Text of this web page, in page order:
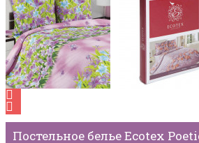
Постельное белье Ecotex